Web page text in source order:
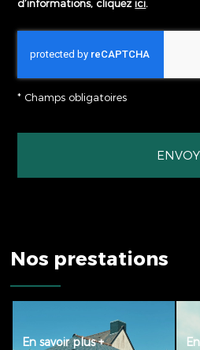
d’informations, cliquezici.
* Champs obligatoires
Nos prestations
En savoir plus +
ESPACES VERTS